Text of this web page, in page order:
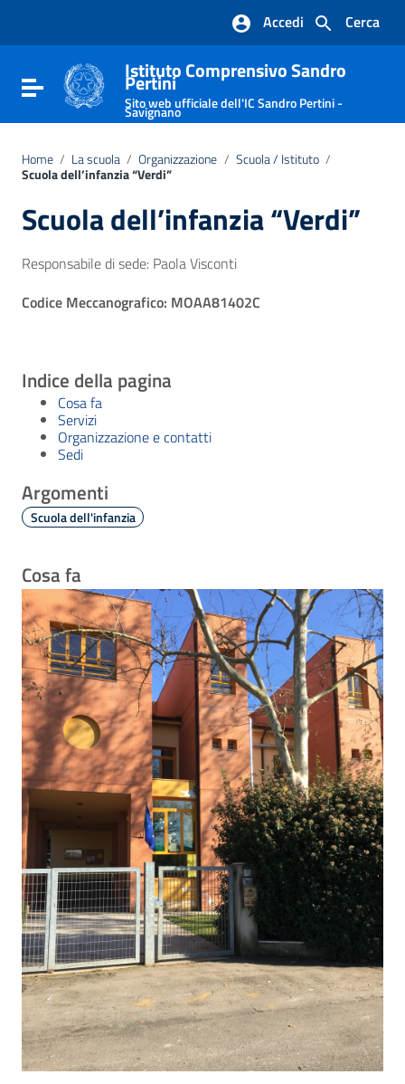
Vai al footer
Cerca
Accedi
Attiva / disattiva la navigazione
Istituto Comprensivo Sandro
Pertini
Sito web ufficiale dell'IC Sandro Pertini -
Savignano
Home / La scuola / Organizzazione / Scuola / Istituto /
Scuola dell’infanzia “Verdi”
Scuola dell’infanzia “Verdi”
Responsabile di sede: Paola Visconti
Codice Meccanografico: MOAA81402C
Indice della pagina
Cosa fa
Servizi
Organizzazione e contatti
Sedi
Argomenti
Scuola dell'infanzia
Cosa fa